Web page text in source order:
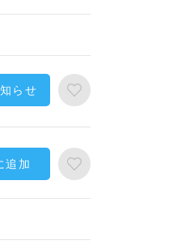
らせ
追加